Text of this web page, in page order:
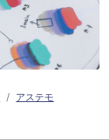
アステモ